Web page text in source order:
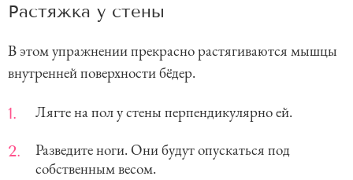
Растяжка у стены
В этом упражнении прекрасно растягиваются мышцы
внутренней поверхности бёдер.
Лягте на пол у стены перпендикулярно ей.
Разведите ноги. Они будут опускаться под
собственным весом.